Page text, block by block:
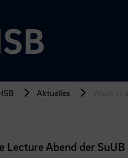
Aktuelles
Lecture Abend der SuUB